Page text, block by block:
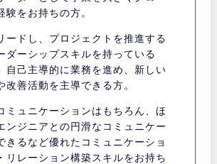
験をお持ちの方。
ードし、プロジェクトを推進する
ダーシップスキルを持っている
自己主導的に業務を進め、新しい
改善活動を主導できる方。
ミュニケーションはもちろん、ほ
ンジニアとの円滑なコミュニケー
きるなど優れたコミュニケーショ
リレーション構築スキルをお持ち